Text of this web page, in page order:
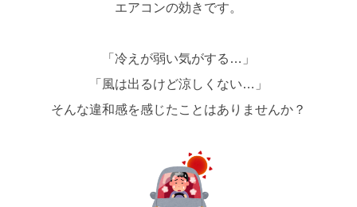
エアコンの効きです。
「冷えが弱い気がする…」
「風は出るけど涼しくない…」
そんな違和感を感じたことはありませんか？